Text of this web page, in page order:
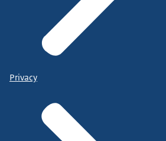
Privacy